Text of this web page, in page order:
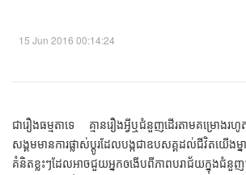
15 Jun 2016 00:14:24
ជារឿងធម្មតាទេ គ្មានរឿងអ្វីឬជំនួញដើរតាមគម្រោងរ
សង្គមមានការផ្លាស់ប្តូរដែលបង្កជាឧបសគ្គដល់ជីវិតយើង
គំនិតខ្លះៗដែលអាចជួយអ្នកឲងើបពីភាពបរាជ័យក្នុងជំ